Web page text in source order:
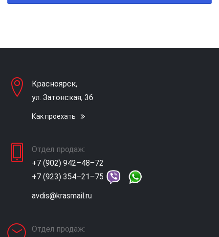
Красноярск,
ул. Затонская, 36
Как проехать
Отдел продаж:
+7 (902) 942–48–72
+7 (923) 354–21–75
avdis@krasmail.ru
Отдел продаж: